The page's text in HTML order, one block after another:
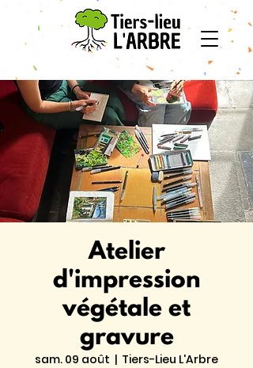
Atelier
d'impression
végétale et
gravure
sam. 09 août
  |
Tiers-Lieu L'Arbre